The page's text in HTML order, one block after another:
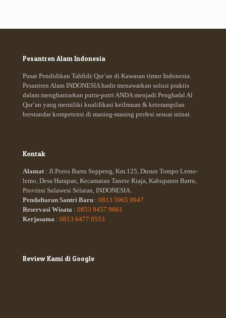
Pesantren Alam Indonesia
Pusat Pendidikan Tahfidz Qur’an di Kawasan timur Indonesia.
Pesantren Alam INDONESIA hadir menawarkan solusi praktis
dalam menghantarkan putra-putri ANDA menjadi Penghafal Al
Qur’an yang memiliki kualifikasi keilmuan & keterampilan
berstandar kompetensi di masing-masing profesi sesuai minat.
Kontak
Alamat : Jl.Poros Barru Soppeng, Km.125, Dusun Tompo Lemo-
lemo, Desa Harapan, Kecamatan Tanete Riaja, Kabupaten Barru,
Provinsi Sulawesi Selatan, INDONESIA.
Pendaftaran Santri Baru : 0813 5965 9947
Reservasi Wisata : 0853 9457 9861
Kerjasama : 0813 6477 0553
Review Kami di Google